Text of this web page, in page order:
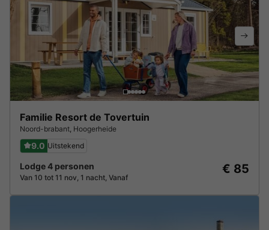
Familie Resort de Tovertuin
Noord-brabant Hoogerheide
9.0 Uitstekend
Lodge 4 personen
Van 10 tot 11 nov, 1 nacht, Vanaf
€ 85